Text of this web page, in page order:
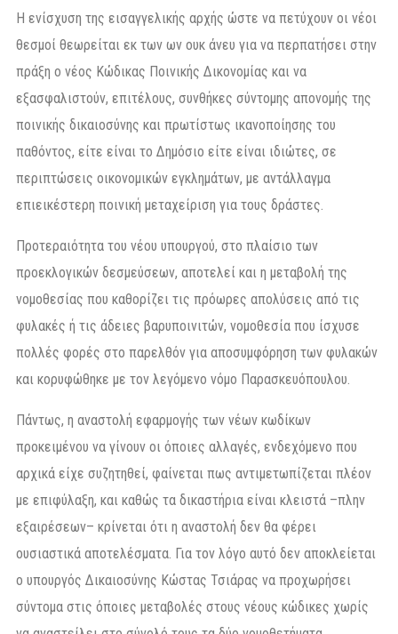
Η ενίσχυση της εισαγγελικής αρχής ώστε να πετύχουν οι νέοι
θεσμοί θεωρείται εκ των ων ουκ άνευ για να περπατήσει στην
πράξη ο νέος Κώδικας Ποινικής Δικονομίας και να
εξασφαλιστούν, επιτέλους, συνθήκες σύντομης απονομής της
ποινικής δικαιοσύνης και πρωτίστως ικανοποίησης του
παθόντος, είτε είναι το Δημόσιο είτε είναι ιδιώτες, σε
περιπτώσεις οικονομικών εγκλημάτων, με αντάλλαγμα
επιεικέστερη ποινική μεταχείριση για τους δράστες.
Προτεραιότητα του νέου υπουργού, στο πλαίσιο των
προεκλογικών δεσμεύσεων, αποτελεί και η μεταβολή της
νομοθεσίας που καθορίζει τις πρόωρες απολύσεις από τις
φυλακές ή τις άδειες βαρυποινιτών, νομοθεσία που ίσχυσε
πολλές φορές στο παρελθόν για αποσυμφόρηση των φυλακών
και κορυφώθηκε με τον λεγόμενο νόμο Παρασκευόπουλου.
Πάντως, η αναστολή εφαρμογής των νέων κωδίκων
προκειμένου να γίνουν οι όποιες αλλαγές, ενδεχόμενο που
αρχικά είχε συζητηθεί, φαίνεται πως αντιμετωπίζεται πλέον
με επιφύλαξη, και καθώς τα δικαστήρια είναι κλειστά –πλην
εξαιρέσεων– κρίνεται ότι η αναστολή δεν θα φέρει
ουσιαστικά αποτελέσματα. Για τον λόγο αυτό δεν αποκλείεται
ο υπουργός Δικαιοσύνης Κώστας Τσιάρας να προχωρήσει
σύντομα στις όποιες μεταβολές στους νέους κώδικες χωρίς